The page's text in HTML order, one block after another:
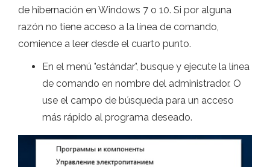
de hibernación en Windows 7 o 10. Si por alguna
razón no tiene acceso a la línea de comando,
comience a leer desde el cuarto punto.
En el menú "estándar", busque y ejecute la línea
de comando en nombre del administrador. O
use el campo de búsqueda para un acceso
más rápido al programa deseado.